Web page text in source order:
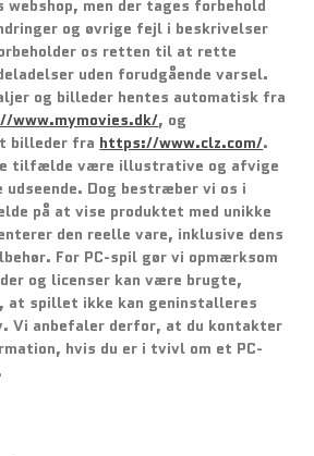
men der tages forbehold
og øvrige fejl i beskrivelser
os retten til at rette
uden forudgående varsel.
og billeder hentes automatisk fra
www.mymovies.dk/, og
billeder fra https://www.clz.com/.
tilfælde være illustrative og afvige
Dog bestræber vi os i
på at vise produktet med unikke
den reelle vare, inklusive dens
For PC-spil gør vi opmærksom
og licenser kan være brugte,
at spillet ikke kan geninstalleres
Vi anbefaler derfor, at du kontakter
hvis du er i tvivl om et PC-